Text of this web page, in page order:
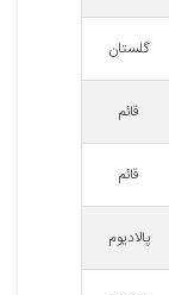
گلستان
قائم
قائم
پالادیوم